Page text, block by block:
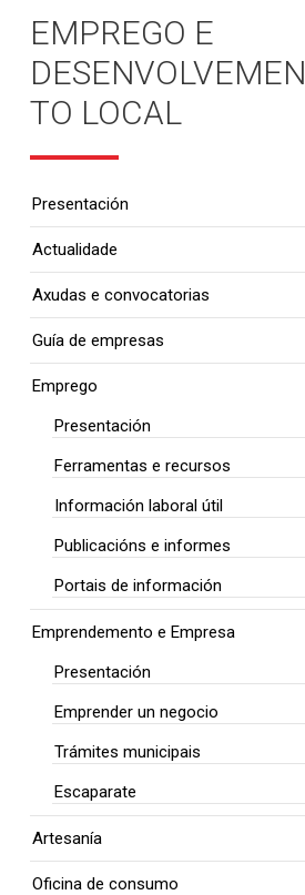
EMPREGO E
DESENVOLVEMEN
TO LOCAL
Presentación
Actualidade
Axudas e convocatorias
Guía de empresas
Emprego
Presentación
Ferramentas e recursos
Información laboral útil
Publicacións e informes
Portais de información
Emprendemento e Empresa
Presentación
Emprender un negocio
Trámites municipais
Escaparate
Artesanía
Oficina de consumo